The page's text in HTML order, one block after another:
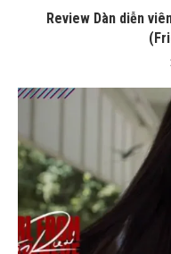
Review Dàn diễn